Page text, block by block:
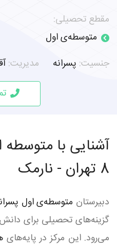
مقطع تحصیلی:
متوسطه‌ی اول
جنسیت: پسرانه مدیریت:
آشنایی با متوسطه
8 تهران - نارمک
دبیرستان متوسطه‌ی اول
گزینه‌های تحصیلی برای
می‌رود. این مرکز در پایه‌های